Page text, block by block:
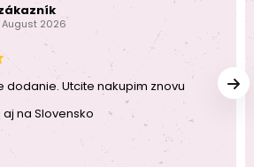
August 2026
dodanie. Utcite nakupim znovu
na Slovensko